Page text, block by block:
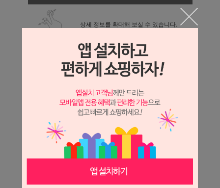
상세 정보를 확대해 보실 수 있습니다.